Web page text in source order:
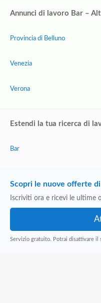
Annunci di lavoro Bar –
Provincia di Belluno
Venezia
Verona
Estendi la tua ricerca di
Bar
Scopri le nuove offerte
Iscriviti ora e ricevi le ultime
Servizio gratuito. Potrai disattivare il